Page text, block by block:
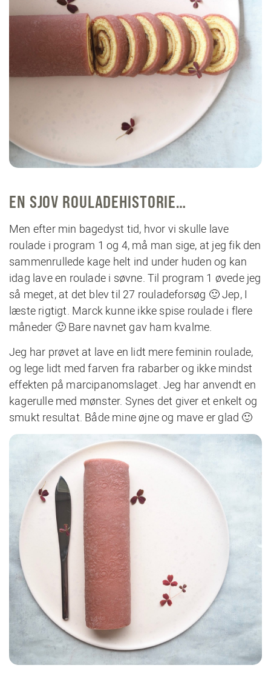
EN SJOV ROULADEHISTORIE…
Men efter min bagedyst tid, hvor vi skulle lave
roulade i program 1 og 4, må man sige, at jeg fik den
sammenrullede kage helt ind under huden og kan
idag lave en roulade i søvne. Til program 1 øvede jeg
så meget, at det blev til 27 rouladeforsøg 🙂 Jep, I
læste rigtigt. Marck kunne ikke spise roulade i flere
måneder 🙂 Bare navnet gav ham kvalme.
Jeg har prøvet at lave en lidt mere feminin roulade,
og lege lidt med farven fra rabarber og ikke mindst
effekten på marcipanomslaget. Jeg har anvendt en
kagerulle med mønster. Synes det giver et enkelt og
smukt resultat. Både mine øjne og mave er glad 🙂